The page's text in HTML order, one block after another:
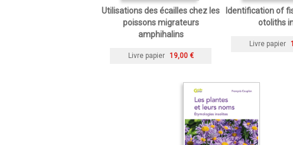
Utilisations des écailles chez les
poissons migrateurs
amphihalins
Livre papier 19,00 €
Identification of
otoliths
Livre papier